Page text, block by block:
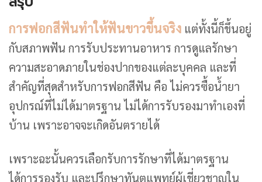
การฟอกสีฟันทำให้ฟันขาวขึ้นจริง แต่ทั้งนี้ก็ขึ้นอยู่
กับสภาพฟัน การรับประทานอาหาร การดูแลรักษา
ความสะอาดภายในช่องปากของแต่ละบุคคล และที่
สำคัญที่สุดสำหรับการฟอกสีฟัน คือ ไม่ควรซื้อน้ำยา
อุปกรณ์ที่ไม่ได้มาตรฐาน ไม่ได้การรับรองมาทำเองที่
บ้าน เพราะอาจจะเกิดอันตรายได้
เพราะฉะนั้นควรเลือกรับการรักษาที่ได้มาตรฐาน
ได้การรองรับ และปรึกษาทันตแพทย์ผู้เชี่ยวชาญใน